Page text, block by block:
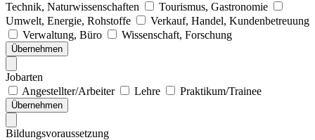
Technik, Naturwissenschaften
Tourismus, Gastronomie
Umwelt, Energie, Rohstoffe
Verkauf, Handel, Kundenbetreuung
Verwaltung, Büro
Wissenschaft, Forschung
Übernehmen
Jobarten
Angestellter/Arbeiter
Lehre Praktikum/Trainee
Übernehmen
Bildungsvoraussetzung